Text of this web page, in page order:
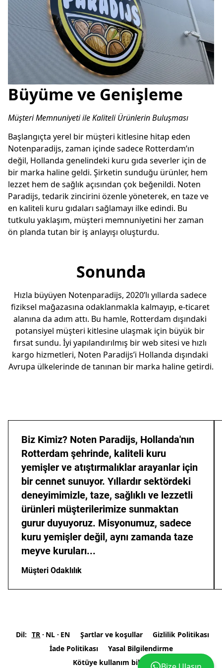
Büyüme ve Genişleme
Müşteri Memnuniyeti ile Kaliteli Ürünlerin Buluşması
Başlangıçta yerel bir müşteri kitlesine hitap eden
Notenparadijs, zaman içinde sadece Rotterdam’ın
değil, Hollanda genelindeki kuru gıda severler için de
bir marka haline geldi. Şirketin sunduğu ürünler, hem
lezzet hem de sağlık açısından çok beğenildi. Noten
Paradijs, tedarik zincirini özenle yöneterek, en taze ve
en kaliteli kuru gıdaları sağlamayı ilke edindi. Bu
tutkulu yaklaşım, müşteri memnuniyetini her zaman
ön planda tutan bir iş anlayışı oluşturdu.
Sonunda
Hızla büyüyen Notenparadijs, 2020’lı yıllarda sadece
fiziksel mağazasına odaklanmakla kalmayıp, e-ticaret
alanına da adım attı. Bu hamle, Rotterdam dışındaki
potansiyel müşteri kitlesine ulaşmak için büyük bir
fırsat sundu. İyi yapılandırılmış bir web sitesi ve hızlı
kargo hizmetleri, Noten Paradijs’i Hollanda dışındaki
Avrupa ülkelerinde de tanınan bir marka haline getirdi.
Biz Kimiz? Noten Paradijs, Hollanda'nın
Rotterdam şehrinde, kaliteli kuru
yemişler ve atıştırmalıklar arayanlar için
bir cennet sunuyor. Yıllardır sektördeki
deneyimimizle, taze, sağlıklı ve lezzetli
ürünleri müşterilerimize sunmaktan
gurur duyuyoruz. Misyonumuz, sadece
kuru yemişler değil, aynı zamanda taze
meyve kuruları...
Müşteri Odaklılık
Dil: TR NL EN Şartlar ve koşullar
Gizlilik Politikası
İade Politikası
Yasal Bilgilendirme
Kötüye kullanım bildir